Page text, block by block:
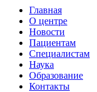
Главная
О центре
Новости
Пациентам
Специалистам
Наука
Образование
Контакты